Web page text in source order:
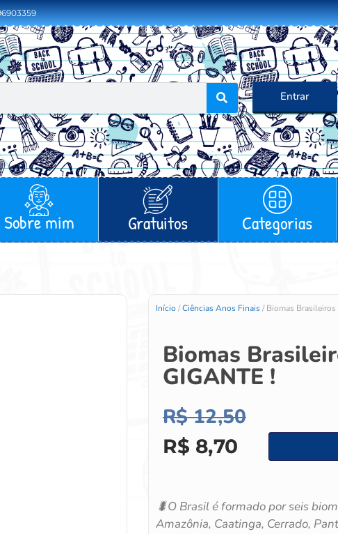
Entrar
Sobre mim Gratuitos Categorias
Início /Ciências Anos Finais/ Biomas Brasileiros
Biomas
GIGANTE !
R$12,50
R$ 8,70
🐛O Brasil é formado por seis
Amazônia, Caatinga, Cerrado,